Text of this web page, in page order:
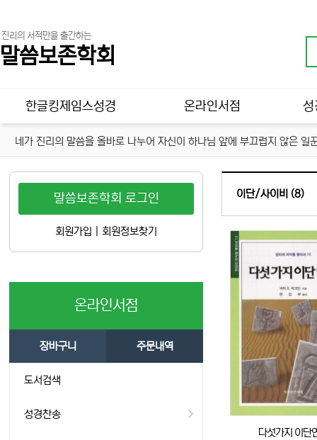
진리의 서적만을 출간하는
말씀보존학회
메인 메뉴
한글킹제임스성경 온라인서점 성
네가 진리의 말씀을 올바로 나누어 자신이 하나님 앞에 부끄럽지 않은
이단/사이비 (8)
다섯가지 이단
말씀보존학회 로그인
회원가입 회원정보찾기
온라인서점
장바구니 주문내역
도서검색
성경찬송